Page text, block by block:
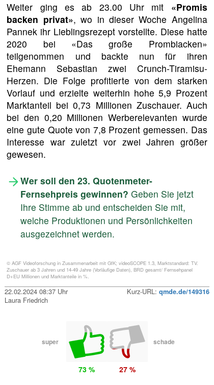
Weiter ging es ab 23.00 Uhr mit «Promis
backen privat», wo in dieser Woche Angelina
Pannek ihr Lieblingsrezept vorstellte. Diese hatte
2020 bei «Das große Prombiacken»
teilgenommen und backte nun für ihren
Ehemann Sebastian zwei Crunch-Tiramisu-
Herzen. Die Folge profitierte von dem starken
Vorlauf und erzielte weiterhin hohe 5,9 Prozent
Marktanteil bei 0,73 Millionen Zuschauer. Auch
bei den 0,20 Millionen Werberelevanten wurde
eine gute Quote von 7,8 Prozent gemessen. Das
Interesse war zuletzt vor zwei Jahren größer
gewesen.
Wer soll den 23. Quotenmeter-
Fernsehpreis gewinnen? Geben Sie jetzt
Ihre Stimme ab und entscheiden Sie mit,
welche Produktionen und Persönlichkeiten
ausgezeichnet werden.
© AGF Videoforschung in Zusammenarbeit mit GfK; videoSCOPE 1.3, Marktstandard: TV.
Zuschauer ab 3 Jahren und 14-49 Jahre (Vorläufige Daten), BRD gesamt/ Fernsehpanel
D+EU Millionen und Marktanteile in %.
22.02.2024 08:37 Uhr Kurz-URL: qmde.de/149316
Laura Friedrich
super schade
73 % 27 %